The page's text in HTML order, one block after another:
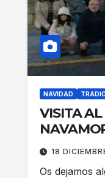
NAVIDAD
VISITA
18
Os dejamos